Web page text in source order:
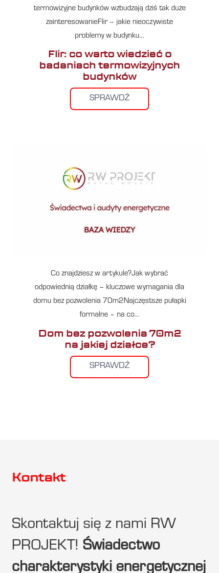
termowizyjne budynków wzbudzają dziś tak duże
zainteresowanieFlir – jakie nieoczywiste
problemy w budynku…
Flir: co warto wiedzieć o
badaniach termowizyjnych
budynków
SPRAWDŹ
Co znajdziesz w artykule?Jak wybrać
odpowiednią działkę – kluczowe wymagania dla
domu bez pozwolenia 70m2Najczęstsze pułapki
formalne – na co…
Dom bez pozwolenia 70m2
na jakiej działce?
SPRAWDŹ
Kontakt
Skontaktuj się z nami RW
PROJEKT! Świadectwo
charakterystyki energetycznej